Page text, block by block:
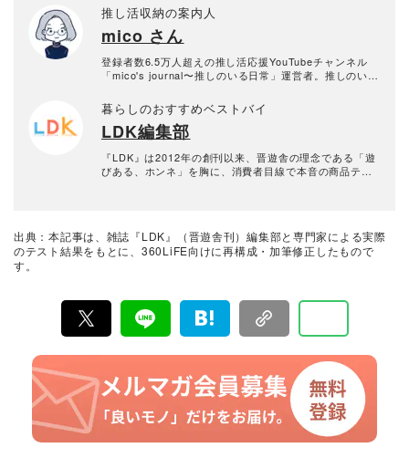
推し活収納の案内人
mico さん
登録者数6.5万人超えの推し活応援YouTubeチャンネル
「mico's journal〜推しのいる日常」運営者。推しのいる
中。
暮らしのおすすめベストバイ
LDK編集部
『LDK』は2012年の創刊以来、晋遊舎の理念である「遊
びある、ホンネ」を胸に、消費者目線で本音の商品テス
て見つけた「本当に良いもの」と「お役立ち情報」を厳
選してあなたにお届け。編集長・高橋咲彩を中心に、11
出典：本記事は、雑誌『LDK』（晋遊舎刊）編集部と専門家による実際
のテスト結果をもとに、360LiFE向けに再構成・加筆修正したもので
す。